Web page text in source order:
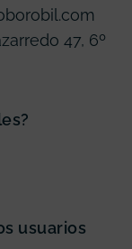
47, 6º
usuarios